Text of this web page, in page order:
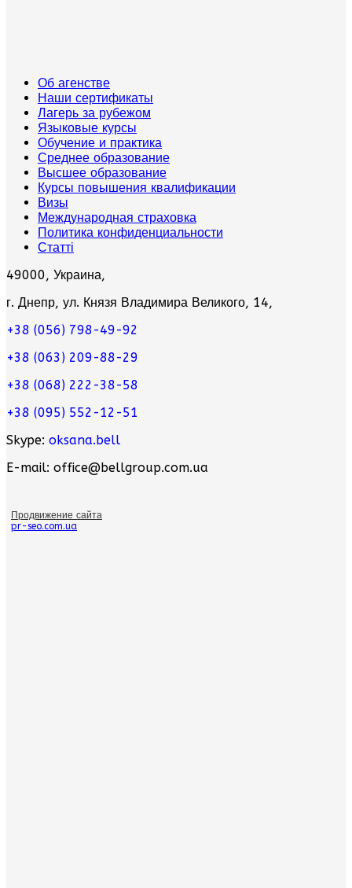
Об агенстве
Наши сертификаты
Лагерь за рубежом
Языковые курсы
Обучение и практика
Среднее образование
Высшее образование
Курсы повышения квалификации
Визы
Международная страховка
Политика конфиденциальности
Статті
49000, Украина,
г. Днепр, ул. Князя Владимира Великого, 14,
+38 (056) 798-49-92
+38 (063) 209-88-29
+38 (068) 222-38-58
+38 (095) 552-12-51
Skype: oksana.bell
E-mail: office@bellgroup.com.ua
Продвижение сайта
pr-seo.com.ua